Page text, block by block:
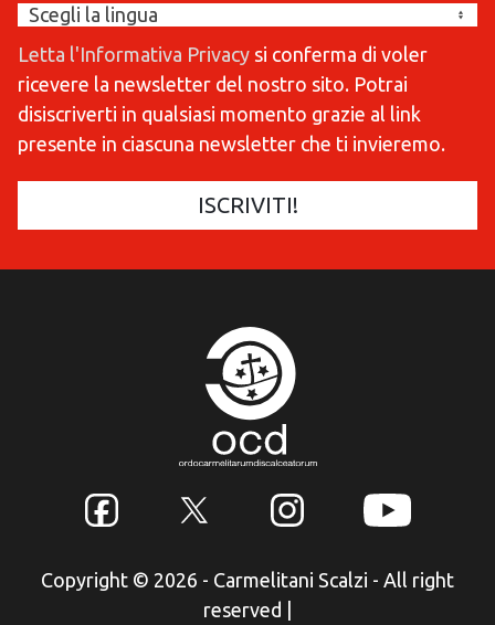
Letta l'Informativa Privacy si conferma di voler
ricevere la newsletter del nostro sito. Potrai
disiscriverti in qualsiasi momento grazie al link
presente in ciascuna newsletter che ti invieremo.
Copyright © 2026 - Carmelitani Scalzi - All right
reserved